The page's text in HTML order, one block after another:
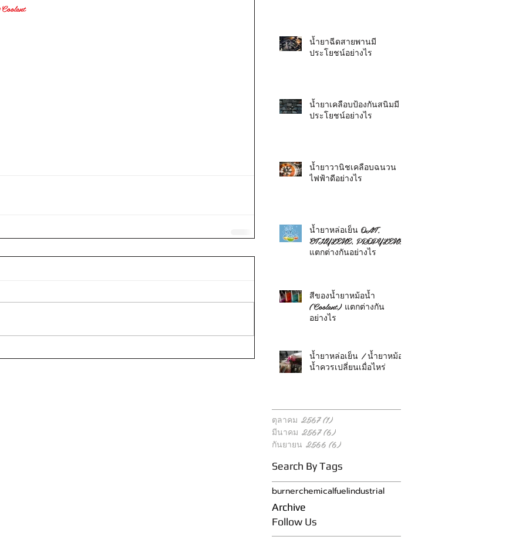
น้ำยาฉีดสายพานมี
ประโยชน์อย่างไร
น้ำยาเคลือบป้องกันสนิมมี
ประโยชน์อย่างไร
น้ำยาวานิชเคลือบฉนวน
ไฟฟ้าดีอย่างไร
น้ำยาหล่อเย็น OAT,
ETHYLENE, PROPYLENE
แตกต่างกันอย่างไร
สีของน้ำยาหม้อน้ำ
(Coolant) แตกต่างกัน
อย่างไร
น้ำยาหล่อเย็น / น้ำยาหม้อ
น้ำควรเปลี่ยนเมื่อไหร่
ตุลาคม 2567 (1)
มีนาคม 2567 (6)
กันยายน 2566 (6)
Search By Tags
burnerchemicalfuelindustrial
Archive
Follow Us